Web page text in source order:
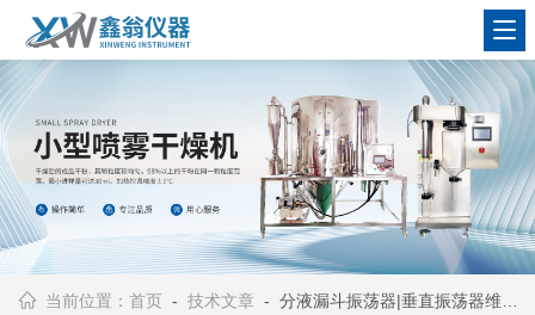
查看更多
当前位置：首页 -技术文章 - 分液漏斗振荡器|垂直振荡器维护保养